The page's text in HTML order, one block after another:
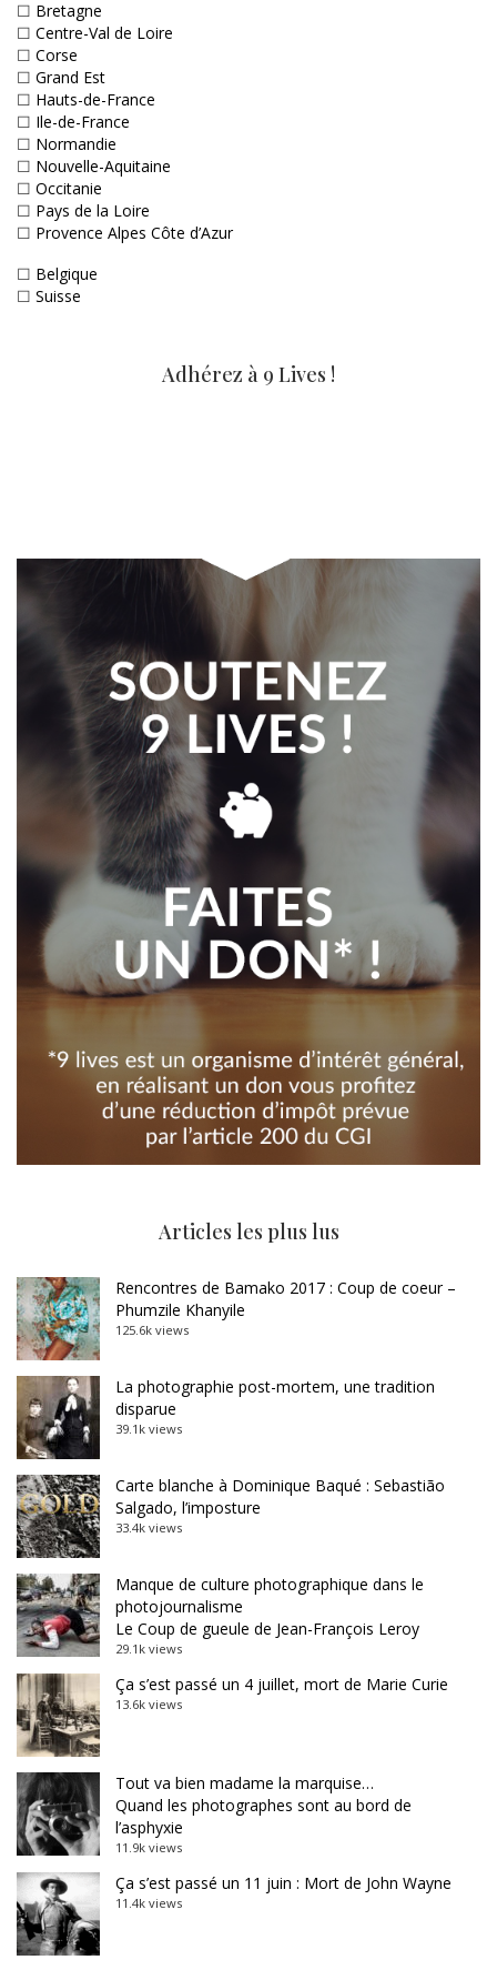
☐ Bretagne
☐ Centre-Val de Loire
☐ Corse
☐ Grand Est
☐ Hauts-de-France
☐ Ile-de-France
☐ Normandie
☐ Nouvelle-Aquitaine
☐ Occitanie
☐ Pays de la Loire
☐ Provence Alpes Côte d’Azur
☐ Belgique
☐ Suisse
Adhérez à 9 Lives !
Articles les plus lus
Rencontres de Bamako 2017 : Coup de coeur –
Phumzile Khanyile
125.6k views
La photographie post-mortem, une tradition
disparue
39.1k views
Carte blanche à Dominique Baqué : Sebastião
Salgado, l’imposture
33.4k views
Manque de culture photographique dans le
photojournalisme
Le Coup de gueule de Jean-François Leroy
29.1k views
Ça s’est passé un 4 juillet, mort de Marie Curie
13.6k views
Tout va bien madame la marquise…
Quand les photographes sont au bord de
l’asphyxie
11.9k views
Ça s’est passé un 11 juin : Mort de John Wayne
11.4k views